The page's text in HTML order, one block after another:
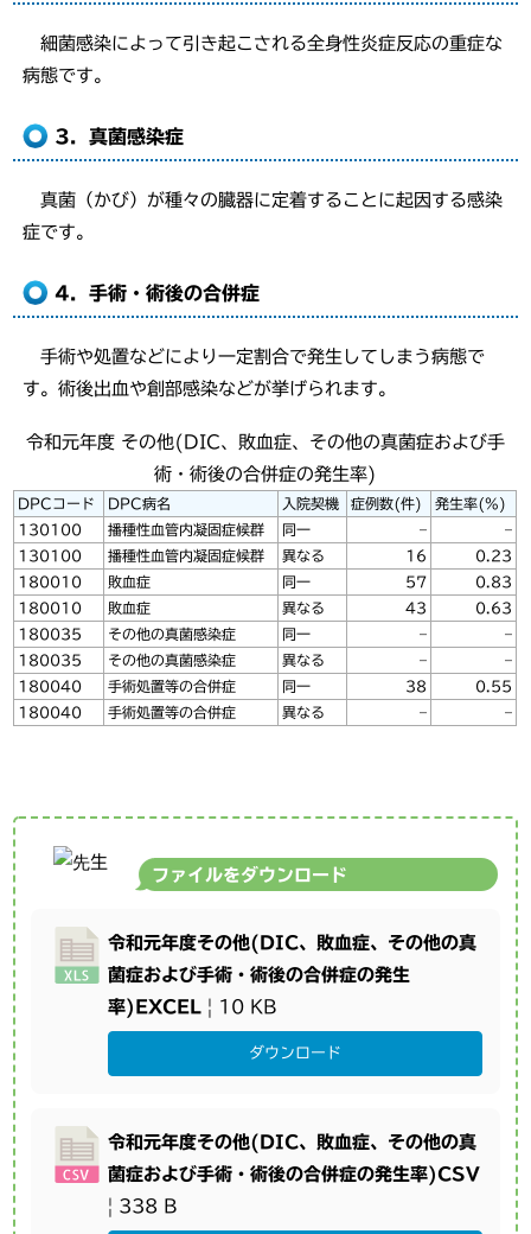
細菌感染によって引き起こされる全身性炎症反応の重症な
病態です。
3．真菌感染症
真菌（かび）が種々の臓器に定着することに起因する感染
症です。
4．手術・術後の合併症
手術や処置などにより一定割合で発生してしまう病態で
す。術後出血や創部感染などが挙げられます。
令和元年度 その他(DIC、敗血症、その他の真菌症および手
術・術後の合併症の発生率)
DPCコード DPC病名 入院契機 症例数(件)
発生率(%)
130100
播種性血管内凝固症候群 同一 –
–
130100
播種性血管内凝固症候群 異なる 16
0.23
180010
敗血症 同一 57
0.83
180010
敗血症 異なる 43
0.63
180035
その他の真菌感染症 同一 –
–
180035
その他の真菌感染症 異なる –
–
180040
手術処置等の合併症 同一 38
0.55
180040
手術処置等の合併症 異なる – –
ファイルをダウンロード
令和元年度その他(DIC、敗血症、その他の真
菌症および手術・術後の合併症の発生
率)EXCEL
| 10 KB
ダウンロード
令和元年度その他(DIC、敗血症、その他の真
菌症および手術・術後の合併症の発生率)CSV
| 338 B